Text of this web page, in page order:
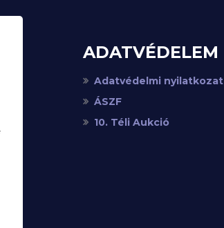
ADATVÉDELEM
Adatvédelmi nyilatkozat
ÁSZF
10. Téli Aukció